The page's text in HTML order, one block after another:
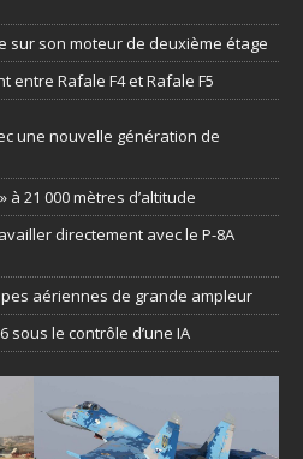
sur son moteur de deuxième étage
entre Rafale F4 et Rafale F5
une nouvelle génération de
à 21 000 mètres d’altitude
directement avec le P-8A
aériennes de grande ampleur
sous le contrôle d’une IA